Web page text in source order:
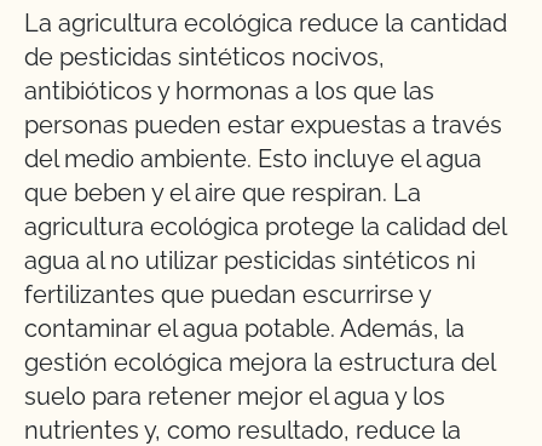
La agricultura ecológica reduce la cantidad
de pesticidas sintéticos nocivos,
antibióticos y hormonas a los que las
personas pueden estar expuestas a través
del medio ambiente. Esto incluye el agua
que beben y el aire que respiran. La
agricultura ecológica protege la calidad del
agua al no utilizar pesticidas sintéticos ni
fertilizantes que puedan escurrirse y
contaminar el agua potable. Además, la
gestión ecológica mejora la estructura del
suelo para retener mejor el agua y los
nutrientes y, como resultado, reduce la